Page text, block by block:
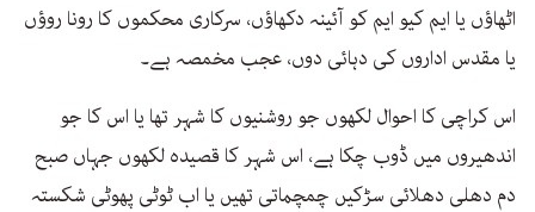
اٹھاؤں یا ایم کیو ایم کو آئینہ دکھاؤں، سرکاری محکموں کا رونا روؤں
یا مقدس اداروں کی دہائی دوں، عجب مخمصہ ہے۔
اس کراچی کا احوال لکھوں جو روشنیوں کا شہر تھا یا اس کا جو
اندھیروں میں ڈوب چکا ہے، اس شہر کا قصیدہ لکھوں جہاں صبح
دم دھلی دھلائی سڑکیں چمچماتی تھیں یا اب ٹوٹی پھوٹی شکستہ